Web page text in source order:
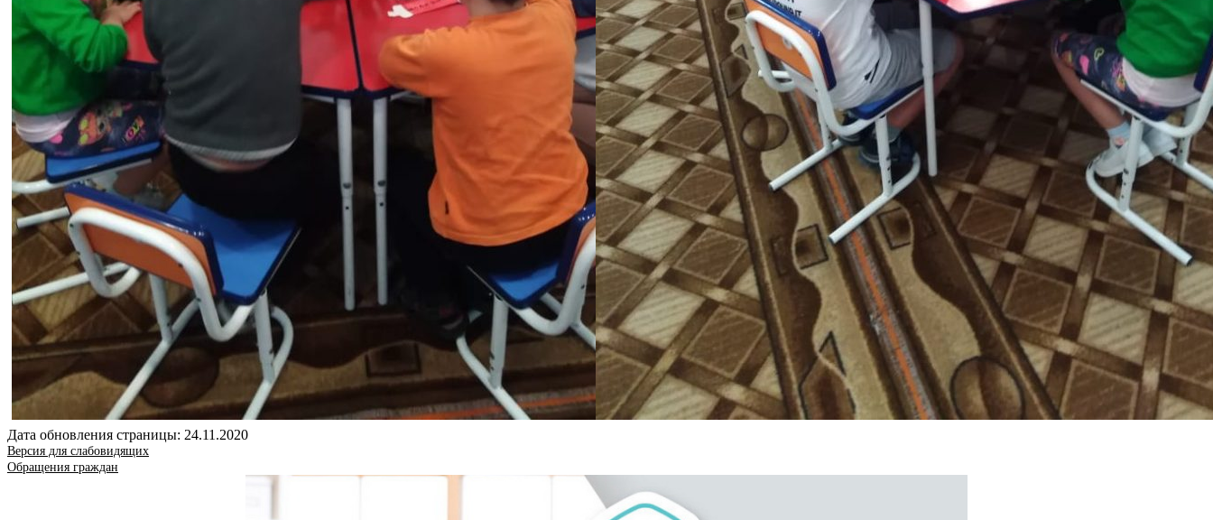
Дата обновления страницы: 24.11.2020
Версия для слабовидящих
Обращения граждан